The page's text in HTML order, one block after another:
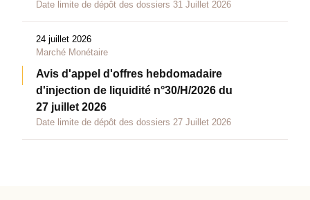
Date limite de dépôt des dossiers 31 Juillet 2026
24 juillet 2026
Marché Monétaire
Avis d'appel d'offres hebdomadaire
d'injection de liquidité n°30/H/2026 du
27 juillet 2026
Date limite de dépôt des dossiers 27 Juillet 2026